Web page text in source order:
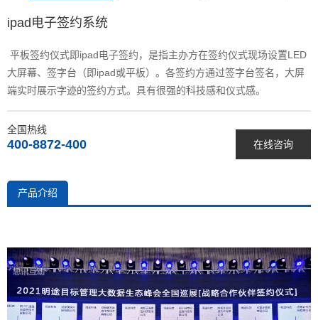
ipad电子签约系统
平板签约仪式即ipad电子签约，是指主办方在签约仪式现场设置LED
大屏幕、签字台（即ipad或平板）。各签约方通过签字台签名，大屏
端实时展示字迹的签约方式。具有很强的科技感和仪式感。
在线咨询
全国热线
400-8872-400
产品介绍